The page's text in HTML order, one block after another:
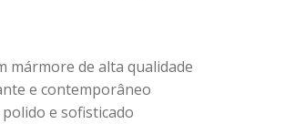
mármore de alta qualidade
e contemporâneo
e sofisticado